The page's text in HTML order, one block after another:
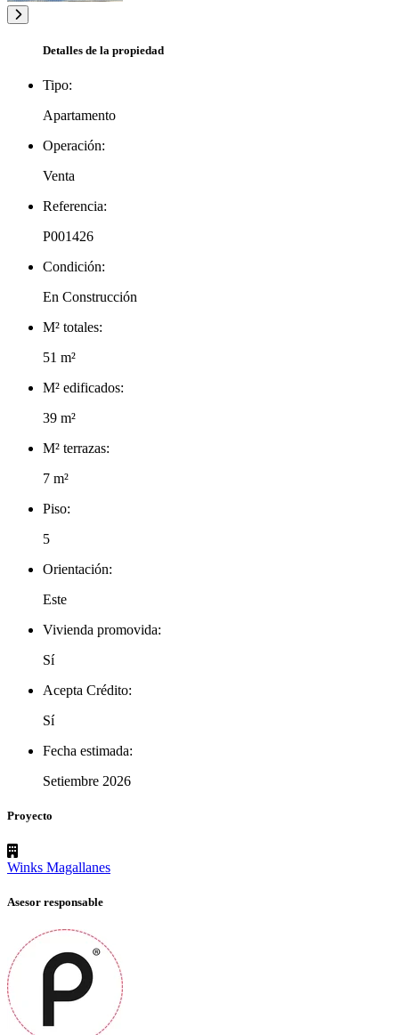
Detalles de la propiedad
Tipo:
Apartamento
Operación:
Venta
Referencia:
P001426
Condición:
En Construcción
M² totales:
51 m²
M² edificados:
39 m²
M² terrazas:
7 m²
Piso:
5
Orientación:
Este
Vivienda promovida:
Sí
Acepta Crédito:
Sí
Fecha estimada:
Setiembre 2026
Proyecto
Winks Magallanes
Asesor responsable